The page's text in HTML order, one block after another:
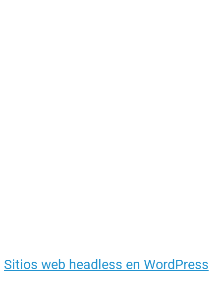
Sitios web headless en WordPress